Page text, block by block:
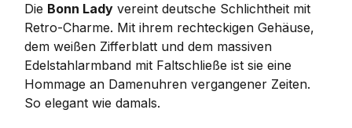
Die Bonn Lady vereint deutsche Schlichtheit mit
Retro-Charme. Mit ihrem rechteckigen Gehäuse,
dem weißen Zifferblatt und dem massiven
Edelstahlarmband mit Faltschließe ist sie eine
Hommage an Damenuhren vergangener Zeiten.
So elegant wie damals.